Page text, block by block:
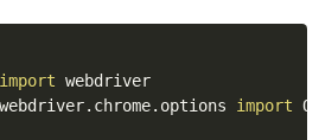
机器学习
逆向
import webdriver
import